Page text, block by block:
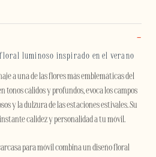
luminoso inspirado en el verano
a una de las flores más emblemáticas del
tonos cálidos y profundos, evoca los campos
y la dulzura de las estaciones estivales. Su
calidez y personalidad a tu móvil.
para móvil combina un diseño floral